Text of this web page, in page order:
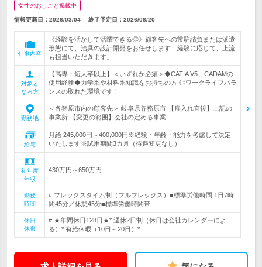
女性のおしごと掲載中
情報更新日：2026/03/04 終了予定日： 2026/08/20
仕事内容
《経験を活かして活躍できる◎》顧客先への常駐請負または派遣
形態にて、治具の設計開発をお任せします！経験に応じて、上流
も担当いただきます。
対象と
なる方
【高専・短大卒以上】＜いずれか必須＞◆CATIA V5、CADAMの
使用経験◆力学系や材料系知識をお持ちの方 ◎ワークライフバラ
ンスの取れた環境です！
勤務地
＜各務原市内の顧客先＞ 岐阜県各務原市 【雇入れ直後】上記の
事業所 【変更の範囲】会社の定める事業…
給与
月給 245,000円～400,000円※経験・年齢・能力を考慮して決定
いたします※試用期間3カ月（待遇変更なし）
初年度
年収
430万円～650万円
勤務
時間
# フレックスタイム制（フルフレックス）■標準労働時間 1日7時
間45分／休憩45分■標準労働時間帯…
休日
休暇
# ★年間休日128日★* 週休2日制（休日は会社カレンダーによ
る）* 有給休暇（10日～20日）*…